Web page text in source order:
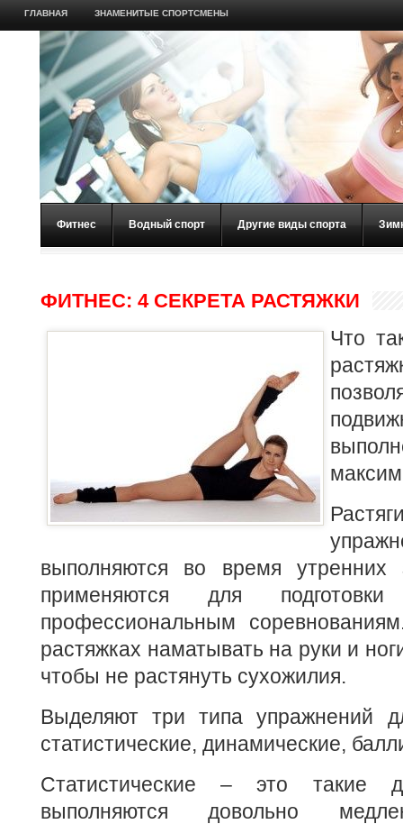
ГЛАВНАЯ ЗНАМЕНИТЫЕ СПОРТСМЕНЫ
Фитнес Водный спорт Другие виды спорта
ФИТНЕС: 4 СЕКРЕТА РАСТЯЖКИ
Что
выполняются во время утренних
применяются для
профессиональным
растяжках наматывать на руки и
чтобы не растянуть сухожилия.
Выделяют три типа упражнений
статистические, динамические,
Статистические – это такие
выполняются довольно